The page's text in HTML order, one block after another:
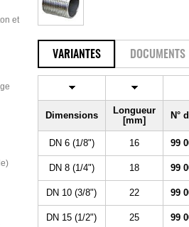
et
VARIANTES DOCUMENTS
Dimensions
Longueur
[mm]
N°
DN 6 (1/8") 16 99
DN 8 (1/4") 18 99
DN 10 (3/8") 22 99
DN 15 (1/2") 25 99